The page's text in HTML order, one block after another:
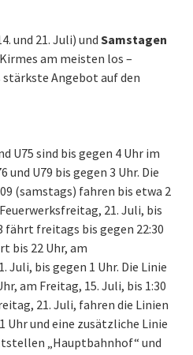
und 21. Juli) und Samstagen
am meisten los –
Angebot auf den
U75 sind bis gegen 4 Uhr im
und U79 bis gegen 3 Uhr. Die
(samstags) fahren bis etwa 2
21. Juli, bis
fährt freitags bis gegen 22:30
bis 22 Uhr, am
Juli, bis gegen 1 Uhr. Die Linie
am Freitag, 15. Juli, bis 1:30
21. Juli, fahren die Linien
Uhr und eine zusätzliche Linie
„Hauptbahnhof“ und